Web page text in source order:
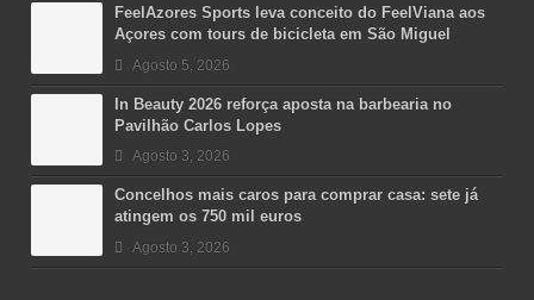
FeelAzores Sports leva conceito do FeelViana aos
Açores com tours de bicicleta em São Miguel
Agosto 5, 2026
In Beauty 2026 reforça aposta na barbearia no
Pavilhão Carlos Lopes
Agosto 3, 2026
Concelhos mais caros para comprar casa: sete já
atingem os 750 mil euros
Agosto 3, 2026